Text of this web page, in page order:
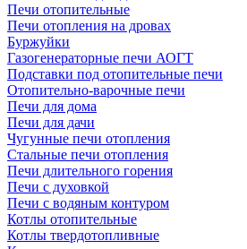
Печи отопительные
Печи отопления на дровах
Буржуйки
Газогенераторные печи АОГТ
Подставки под отопительные печи
Отопительно-варочные печи
Печи для дома
Печи для дачи
Чугунные печи отопления
Стальные печи отопления
Печи длительного горения
Печи с духовкой
Печи с водяным контуром
Котлы отопительные
Котлы твердотопливные